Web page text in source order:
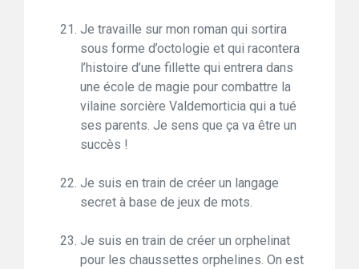
Je travaille sur mon roman qui sortira
sous forme d’octologie et qui racontera
l’histoire d’une fillette qui entrera dans
une école de magie pour combattre la
vilaine sorcière Valdemorticia qui a tué
ses parents. Je sens que ça va être un
succès !
Je suis en train de créer un langage
secret à base de jeux de mots.
Je suis en train de créer un orphelinat
pour les chaussettes orphelines. On est